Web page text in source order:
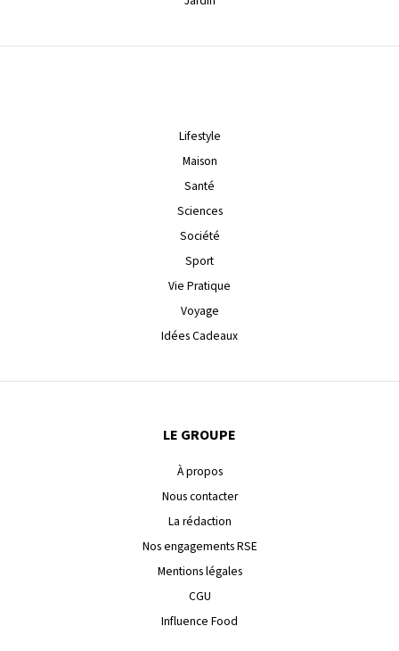
Lifestyle
Maison
Santé
Sciences
Société
Sport
Vie Pratique
Voyage
Idées Cadeaux
LE GROUPE
À propos
Nous contacter
La rédaction
Nos engagements RSE
Mentions légales
CGU
Influence Food